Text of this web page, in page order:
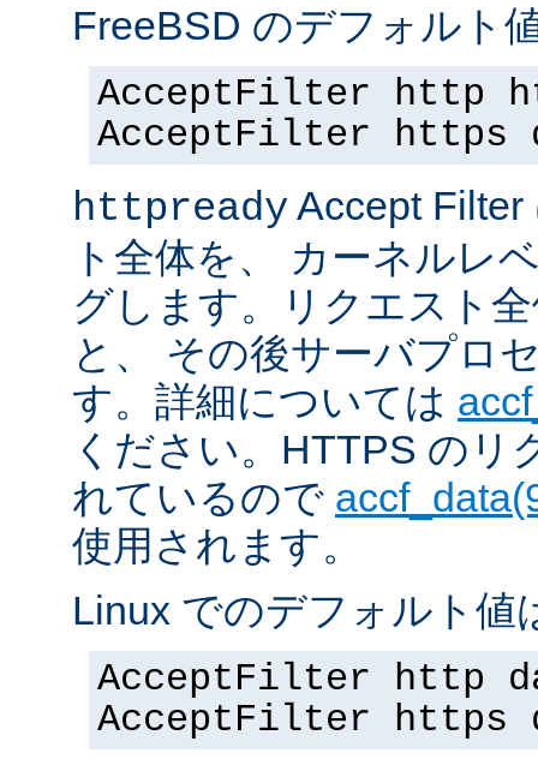
FreeBSD のデフォルト
AcceptFilter http
AcceptFilter https
httpready Accept
ト全体を、 カーネルレ
グします。リクエスト
と、 その後サーバプロ
す。詳細については
ください。HTTPS のリ
れているので
使用されます。
Linux でのデフォルト値
AcceptFilter http
AcceptFilter https